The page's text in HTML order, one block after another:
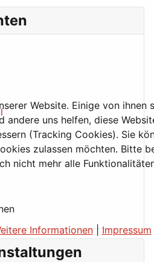
Website. Einige von ihnen
andere uns helfen, diese
(Tracking Cookies). Sie
zulassen möchten. Bitte
nicht mehr alle
Informationen|Impressum